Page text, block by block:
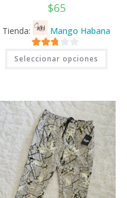
$65
Tienda: Mango Habana
2.71
de 5
Seleccionar opciones
Este
tiene
se
en
la
de